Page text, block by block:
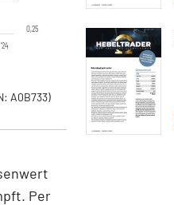
0,25
A0B733)
Per